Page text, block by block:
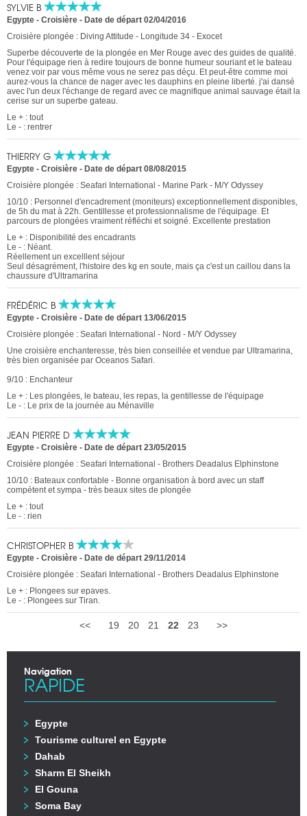
SYLVIE B
Egypte - Croisière - Date de départ 02/04/2016
Croisière plongée : Diving Attitude - Longitude 34 - Exocet
Superbe découverte de la plongée en Mer Rouge avec des guides de qualité.
Pour l'équipage rien à redire toujours de bonne humeur souriant et le bateau
venez voir par vous même vous ne serez pas déçu. Et peut-être comme moi
aurez-vous la chance de nager avec les dauphins en pleine liberté. j'ai dansé
avec l'un deux l'échange de regard avec ce magnifique animal sauvage était la
cerise sur un superbe gateau.
Le + : tout
Le - : rentrer
THIERRY G
Egypte - Croisière - Date de départ 08/08/2015
Croisière plongée : Seafari International - Marine Park - M/Y Odyssey
10/10 : Personnel d'encadrement (moniteurs) exceptionnellement disponibles,
de 5h du mat à 22h. Gentillesse et professionnalisme de l'équipage. Et
parcours de plongées vraiment réfléchi et soigné. Excellente prestation
Le + : Disponibilité des encadrants
Le - : Néant.
Réellement un excelllent séjour
Seul désagrément, l'histoire des kg en soute, mais ça c'est un caillou dans la
chaussure d'Ultramarina
FRÉDÉRIC B
Egypte - Croisière - Date de départ 13/06/2015
Croisière plongée : Seafari International - Nord - M/Y Odyssey
Une croisière enchanteresse, très bien conseillée et vendue par Ultramarina,
très bien organisée par Oceanos Safari.
9/10 : Enchanteur
Le + : Les plongées, le bateau, les repas, la gentillesse de l'équipage
Le - : Le prix de la journée au Ménaville
JEAN PIERRE D
Egypte - Croisière - Date de départ 23/05/2015
Croisière plongée : Seafari International - Brothers Deadalus Elphinstone
10/10 : Bateaux confortable - Bonne organisation à bord avec un staff
compétent et sympa - très beaux sites de plongée
Le + : tout
Le - : rien
CHRISTOPHER B
Egypte - Croisière - Date de départ 29/11/2014
Croisière plongée : Seafari International - Brothers Deadalus Elphinstone
Le + : Plongees sur epaves.
Le - : Plongees sur Tiran.
<< 19 20 21 22 23 >>
Navigation
RAPIDE
Egypte
Tourisme culturel en Egypte
Dahab
Sharm El Sheikh
El Gouna
Soma Bay